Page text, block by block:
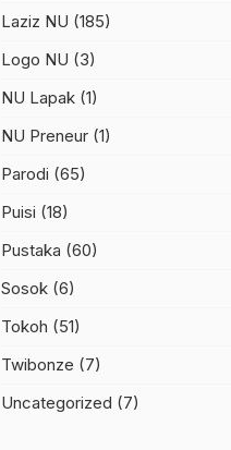
Laziz NU (185)
Logo NU (3)
NU Lapak (1)
NU Preneur (1)
Parodi (65)
Puisi (18)
Pustaka (60)
Sosok (6)
Tokoh (51)
Twibonze (7)
Uncategorized (7)